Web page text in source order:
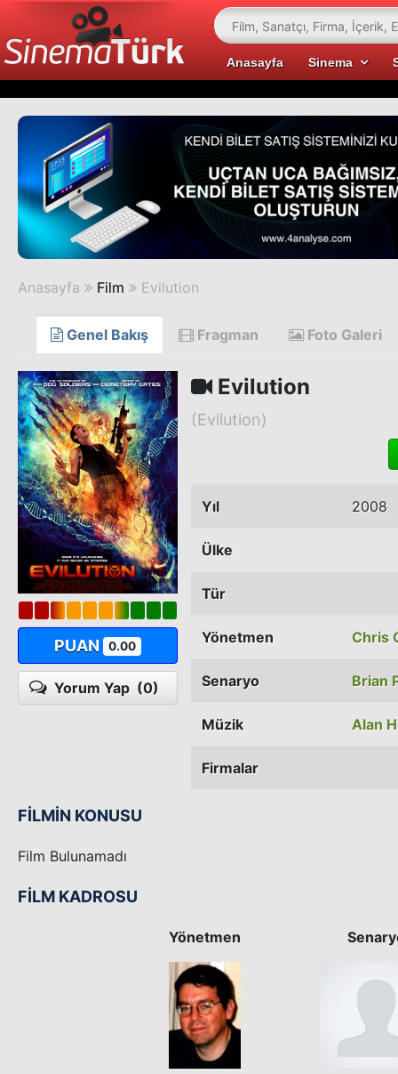
Anasayfa Sinema
Anasayfa Film Evilution
Genel Bakış Fragman Foto Galeri
PUAN 0.00
Yorum Yap (0)
Evilution
(Evilution)
Yıl 2008
Ülke
Tür
Yönetmen Chris
Senaryo Brian
Müzik Alan
Firmalar
FİLMİN KONUSU
Film Bulunamadı
FİLM KADROSU
Yönetmen